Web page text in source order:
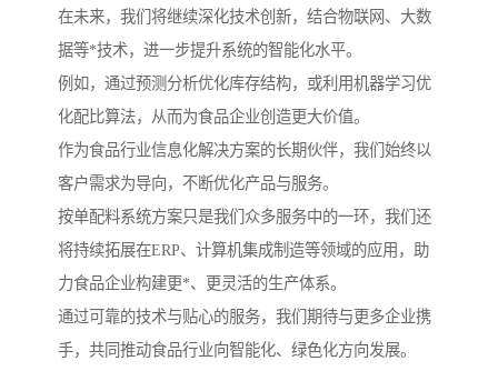
在未来，我们将继续深化技术创新，结合物联网、大数
据等*技术，进一步提升系统的智能化水平。
例如，通过预测分析优化库存结构，或利用机器学习优
化配比算法，从而为食品企业创造更大价值。
作为食品行业信息化解决方案的长期伙伴，我们始终以
客户需求为导向，不断优化产品与服务。
按单配料系统方案只是我们众多服务中的一环，我们还
将持续拓展在ERP、计算机集成制造等领域的应用，助
力食品企业构建更*、更灵活的生产体系。
通过可靠的技术与贴心的服务，我们期待与更多企业携
手，共同推动食品行业向智能化、绿色化方向发展。